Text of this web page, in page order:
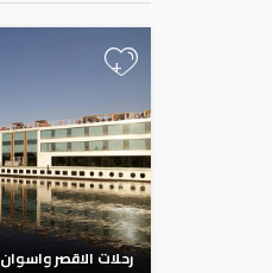
+
رحلات الاقصر واسوان